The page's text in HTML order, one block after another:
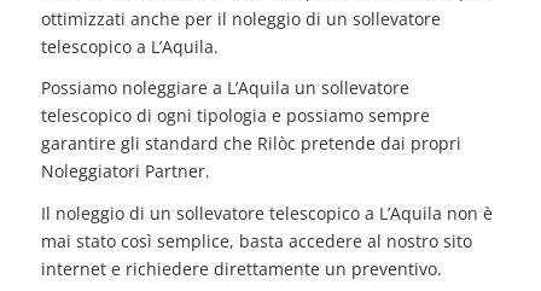
ottimizzati anche per il noleggio di un sollevatore
telescopico a L’Aquila.
Possiamo noleggiare a L’Aquila un sollevatore
telescopico di ogni tipologia e possiamo sempre
garantire gli standard che Rilòc pretende dai propri
Noleggiatori Partner.
Il noleggio di un sollevatore telescopico a L’Aquila non è
mai stato così semplice, basta accedere al nostro sito
internet e richiedere direttamente un preventivo.